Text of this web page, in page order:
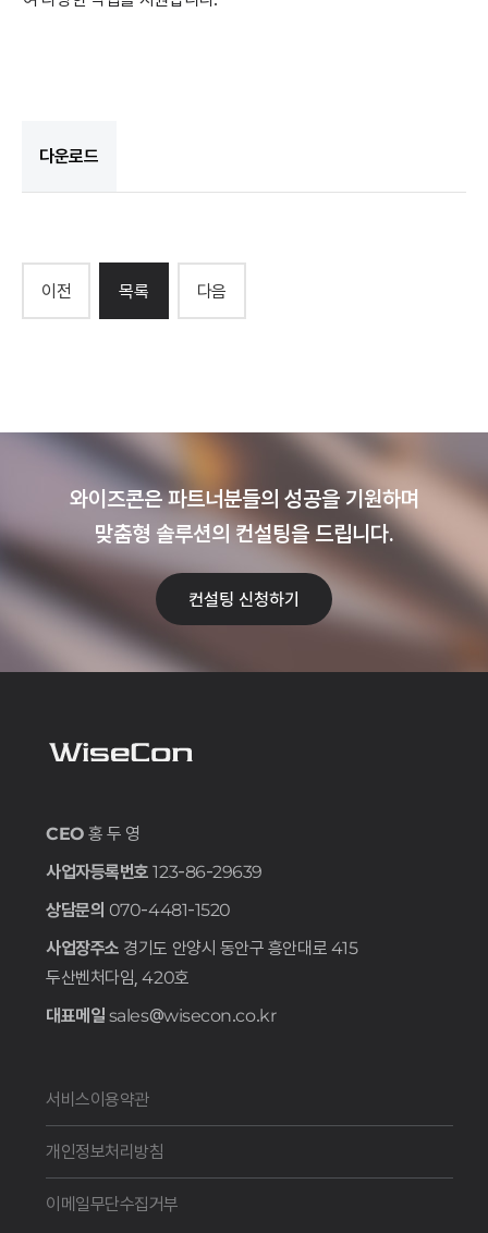
다운로드
이전 목록 다음
와이즈콘은 파트너분들의 성공을 기원하며
맞춤형 솔루션의 컨설팅을 드립니다.
컨설팅 신청하기
CEO 홍 두 영
사업자등록번호 123-86-29639
상담문의 070-4481-1520
사업장주소 경기도 안양시 동안구 흥안대로 415
두산벤처다임, 420호
대표메일 sales@wisecon.co.kr
서비스이용약관
개인정보처리방침
이메일무단수집거부